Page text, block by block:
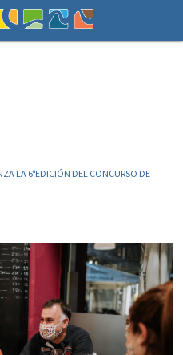
LA 6ªEDICIÓN DEL CONCURSO DE